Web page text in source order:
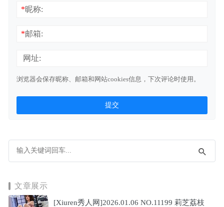
*昵称:
*邮箱:
网址:
浏览器会保存昵称、邮箱和网站cookies信息，下次评论时使用。
文章展示
[Xiuren秀人网]2026.01.06 NO.11199 莉芝荔枝